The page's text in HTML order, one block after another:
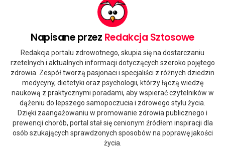
Napisane przez Redakcja Sztosowe
Redakcja portalu zdrowotnego, skupia się na dostarczaniu
rzetelnych i aktualnych informacji dotyczących szeroko pojętego
zdrowia. Zespół tworzą pasjonaci i specjaliści z różnych dziedzin
medycyny, dietetyki oraz psychologii, którzy łączą wiedzę
naukową z praktycznymi poradami, aby wspierać czytelników w
dążeniu do lepszego samopoczucia i zdrowego stylu życia.
Dzięki zaangażowaniu w promowanie zdrowia publicznego i
prewencji chorób, portal stał się cenionym źródłem inspiracji dla
osób szukających sprawdzonych sposobów na poprawę jakości
życia.